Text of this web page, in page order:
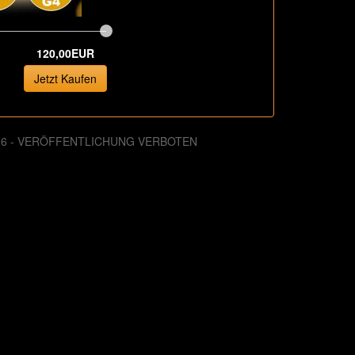
120,00EUR
Jetzt Kaufen
- VERÖFFENTLICHUNG VERBOTEN